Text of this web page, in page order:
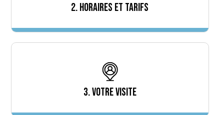
2. HORAIRES ET TARIFS
3. VOTRE VISITE